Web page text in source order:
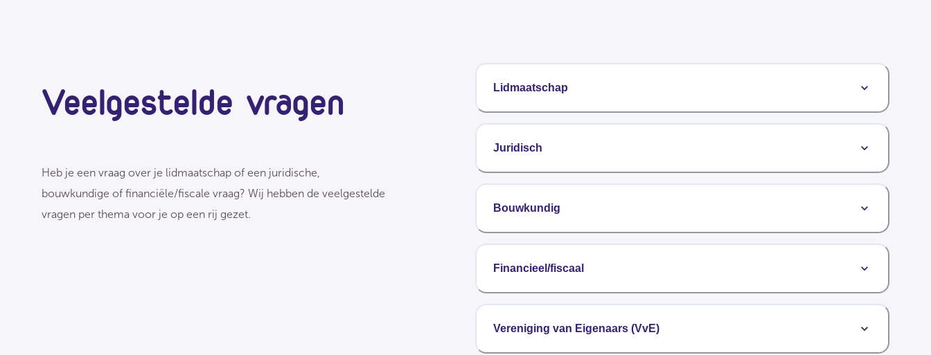
Veelgestelde vragen
Heb je een vraag over je lidmaatschap of een juridische,
bouwkundige of financiële/fiscale vraag? Wij hebben de veelgestelde
vragen per thema voor je op een rij gezet.
Lidmaatschap
Juridisch
Bouwkundig
Financieel/fiscaal
Vereniging van Eigenaars (VvE)